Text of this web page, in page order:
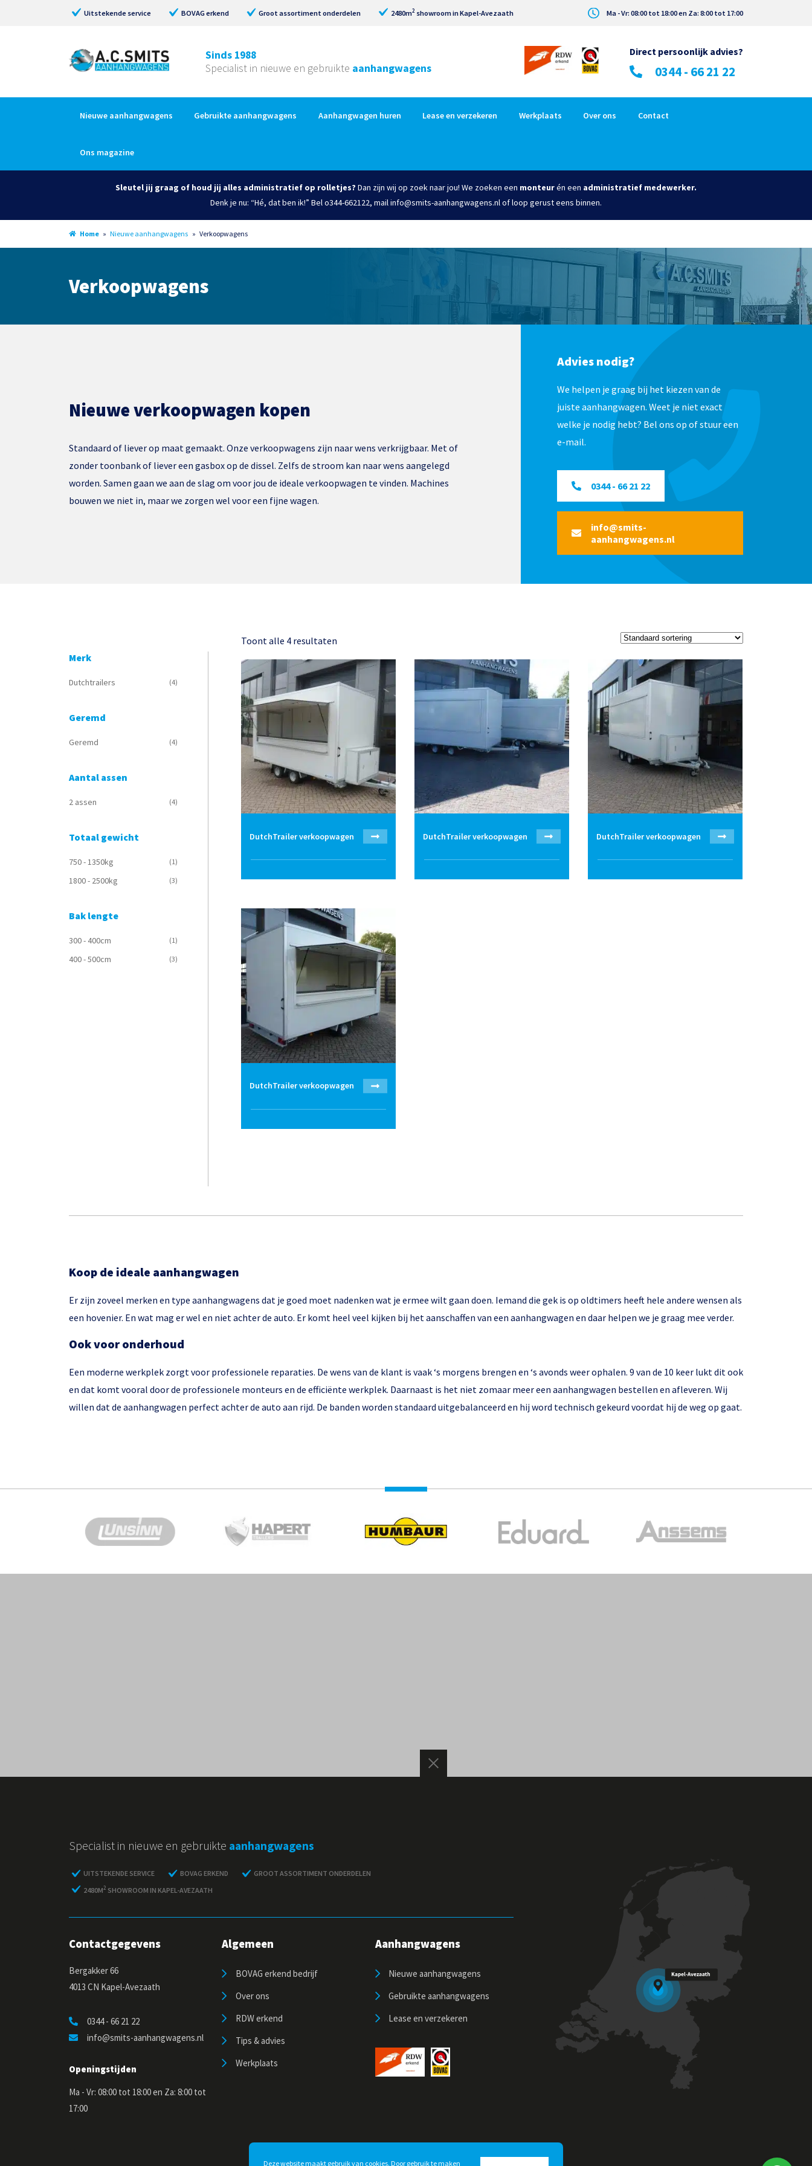
Uitstekende service BOVAG erkend Groot assortiment onderdelen 2480m2 showroom in Kapel-Avezaath Ma - Vr: 08:00 tot 18:00 en Za: 8:00 tot 17:00
Sinds 1988
Specialist in nieuwe en gebruikte aanhangwagens
Direct persoonlijk advies?
0344 - 66 21 22
Nieuwe aanhangwagens Gebruikte aanhangwagens Aanhangwagen huren Lease en verzekeren Werkplaats Over ons Contact
Ons magazine
Sleutel jij graag of houd jij alles administratief op rolletjes? Dan zijn wij op zoek naar jou! We zoeken een monteurén een administratief medewerker.
Denk je nu: “Hé, dat ben ik!” Bel o344-662122, mail info@smits-aanhangwagens.nl of loop gerust eens binnen.
Home » Nieuwe aanhangwagens » Verkoopwagens
Verkoopwagens
Nieuwe verkoopwagen kopen
Standaard of liever op maat gemaakt. Onze verkoopwagens zijn naar wens verkrijgbaar. Met of
zonder toonbank of liever een gasbox op de dissel. Zelfs de stroom kan naar wens aangelegd
worden. Samen gaan we aan de slag om voor jou de ideale verkoopwagen te vinden. Machines
bouwen we niet in, maar we zorgen wel voor een fijne wagen.
Advies nodig?
We helpen je graag bij het kiezen van de
juiste aanhangwagen. Weet je niet exact
welke je nodig hebt? Bel ons op of stuur een
e-mail.
0344 - 66 21 22
info@smits-
aanhangwagens.nl
Merk
Dutchtrailers (4)
Geremd
Geremd (4)
Aantal assen
2 assen (4)
Totaal gewicht
750 - 1350kg (1)
1800 - 2500kg (3)
Bak lengte
300 - 400cm (1)
400 - 500cm (3)
Toont alle 4 resultaten
DutchTrailer verkoopwagen DutchTrailer verkoopwagen DutchTrailer verkoopwagen
DutchTrailer verkoopwagen
Koop de ideale aanhangwagen
Er zijn zoveel merken en type aanhangwagens dat je goed moet nadenken wat je ermee wilt gaan doen. Iemand die gek is op oldtimers heeft hele andere wensen als
een hovenier. En wat mag er wel en niet achter de auto. Er komt heel veel kijken bij het aanschaffen van een aanhangwagen en daar helpen we je graag mee verder.
Ook voor onderhoud
Een moderne werkplek zorgt voor professionele reparaties. De wens van de klant is vaak ‘s morgens brengen en ‘s avonds weer ophalen. 9 van de 10 keer lukt dit ook
en dat komt vooral door de professionele monteurs en de efficiënte werkplek. Daarnaast is het niet zomaar meer een aanhangwagen bestellen en afleveren. Wij
willen dat de aanhangwagen perfect achter de auto aan rijd. De banden worden standaard uitgebalanceerd en hij word technisch gekeurd voordat hij de weg op gaat.
Specialist in nieuwe en gebruikte aanhangwagens
UITSTEKENDE SERVICE BOVAG ERKEND
GROOT ASSORTIMENT ONDERDELEN
2480M2 SHOWROOM IN KAPEL-AVEZAATH
Contactgegevens
Bergakker 66
4013 CN Kapel-Avezaath
0344 - 66 21 22
info@smits-aanhangwagens.nl
Openingstijden
Ma - Vr: 08:00 tot 18:00 en Za: 8:00 tot
17:00
Algemeen
BOVAG erkend bedrijf
Over ons
RDW erkend
Tips & advies
Werkplaats
Aanhangwagens
Nieuwe aanhangwagens
Gebruikte aanhangwagens
Lease en verzekeren
Deze website maakt gebruik van cookies. Door gebruik te maken